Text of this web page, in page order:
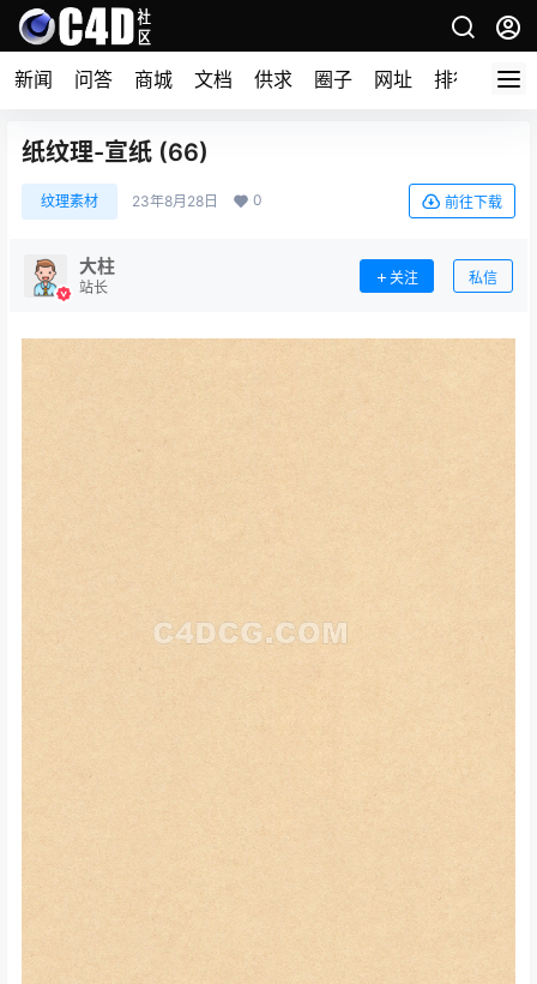
新闻 问答 商城 文档 供求 圈子 网址 排行榜
纸纹理-宣纸 (66)
纹理素材 23年8月28日 0 前往下载
大柱
站长
关注 私信